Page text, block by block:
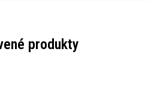
produkty